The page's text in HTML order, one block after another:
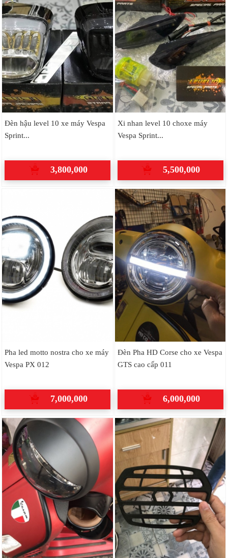
Đèn hậu level 10 xe máy Vespa
Sprint...
3,800,000
Xi nhan level 10 choxe máy
Vespa Sprint...
5,500,000
Pha led motto nostra cho xe máy
Vespa PX 012
7,000,000
Đèn Pha HD Corse cho xe Vespa
GTS cao cấp 011
6,000,000